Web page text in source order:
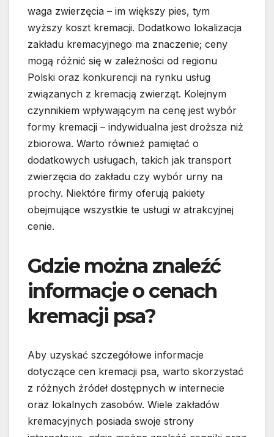
waga zwierzęcia – im większy pies, tym
wyższy koszt kremacji. Dodatkowo lokalizacja
zakładu kremacyjnego ma znaczenie; ceny
mogą różnić się w zależności od regionu
Polski oraz konkurencji na rynku usług
związanych z kremacją zwierząt. Kolejnym
czynnikiem wpływającym na cenę jest wybór
formy kremacji – indywidualna jest droższa niż
zbiorowa. Warto również pamiętać o
dodatkowych usługach, takich jak transport
zwierzęcia do zakładu czy wybór urny na
prochy. Niektóre firmy oferują pakiety
obejmujące wszystkie te usługi w atrakcyjnej
cenie.
Gdzie można znaleźć
informacje o cenach
kremacji psa?
Aby uzyskać szczegółowe informacje
dotyczące cen kremacji psa, warto skorzystać
z różnych źródeł dostępnych w internecie
oraz lokalnych zasobów. Wiele zakładów
kremacyjnych posiada swoje strony